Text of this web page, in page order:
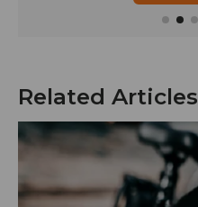
Related Articles